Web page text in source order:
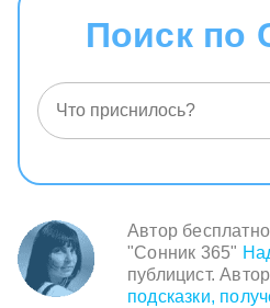
Поиск по
Автор
"Сонник 365"
публицист. Автор
подсказки,